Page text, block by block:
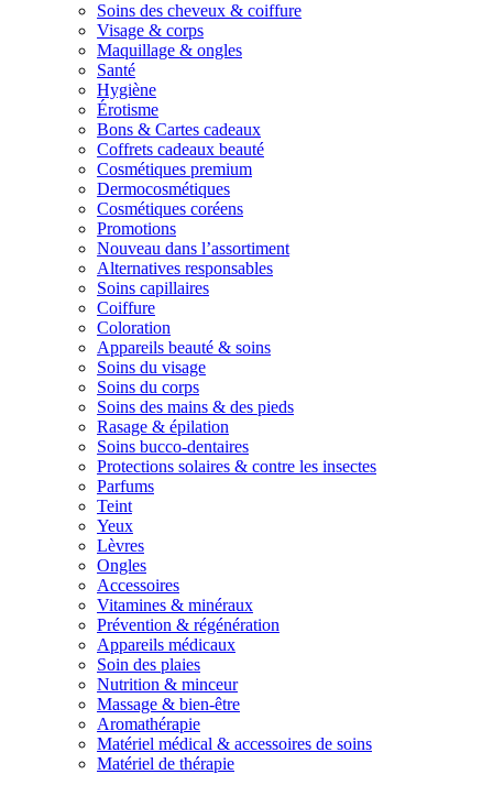
Soins des cheveux & coiffure
Visage & corps
Maquillage & ongles
Santé
Hygiène
Érotisme
Bons & Cartes cadeaux
Coffrets cadeaux beauté
Cosmétiques premium
Dermocosmétiques
Cosmétiques coréens
Promotions
Nouveau dans l’assortiment
Alternatives responsables
Soins capillaires
Coiffure
Coloration
Appareils beauté & soins
Soins du visage
Soins du corps
Soins des mains & des pieds
Rasage & épilation
Soins bucco-dentaires
Protections solaires & contre les insectes
Parfums
Teint
Yeux
Lèvres
Ongles
Accessoires
Vitamines & minéraux
Prévention & régénération
Appareils médicaux
Soin des plaies
Nutrition & minceur
Massage & bien-être
Aromathérapie
Matériel médical & accessoires de soins
Matériel de thérapie